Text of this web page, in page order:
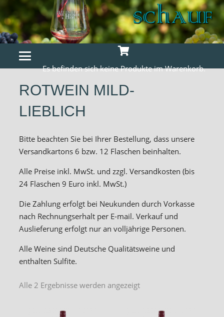
Es befinden sich keine Produkte im Warenkorb.
ROTWEIN MILD-
LIEBLICH
Bitte beachten Sie bei Ihrer Bestellung, dass unsere
Versandkartons 6 bzw. 12 Flaschen beinhalten.
Alle Preise inkl. MwSt. und zzgl. Versandkosten (bis
24 Flaschen 9 Euro inkl. MwSt.)
Die Zahlung erfolgt bei Neukunden durch Vorkasse
nach Rechnungserhalt per E-mail. Verkauf und
Auslieferung erfolgt nur an volljährige Personen.
Alle Weine sind Deutsche Qualitätsweine und
enthalten Sulfite.
Alle 2 Ergebnisse werden angezeigt